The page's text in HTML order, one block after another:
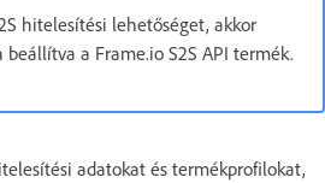
hitelesítési lehetőséget, akkor
a Frame.io S2S API termék.
adatokat és termékprofilokat,